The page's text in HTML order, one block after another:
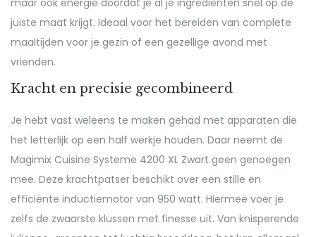
juiste maat krijgt. Ideaal voor het bereiden van complete
maaltijden voor je gezin of een gezellige avond met
vrienden.
Kracht en precisie gecombineerd
Je hebt vast weleens te maken gehad met apparaten die
het letterlijk op een half werkje houden. Daar neemt de
Magimix Cuisine Systeme 4200 XL Zwart geen genoegen
mee. Deze krachtpatser beschikt over een stille en
efficiënte inductiemotor van 950 watt. Hiermee voer je
zelfs de zwaarste klussen met finesse uit. Van knisperende